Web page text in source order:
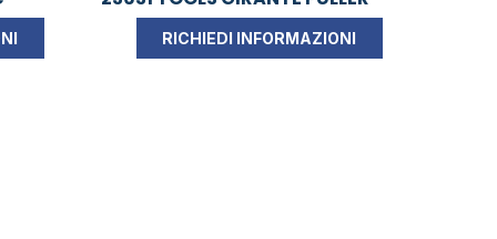
RICHIEDI INFORMAZIONI